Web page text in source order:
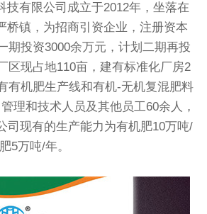
技有限公司成立于2012年，坐落在
桥镇，为招商引资企业，注册资本
期投资3000余万元，计划二期再投
区现占地110亩，建有标准化厂房2
有机肥生产线和有机-无机复混肥料
理和技术人员及其他员工60余人，
司现有的生产能力为有机肥10万吨/
5万吨/年。